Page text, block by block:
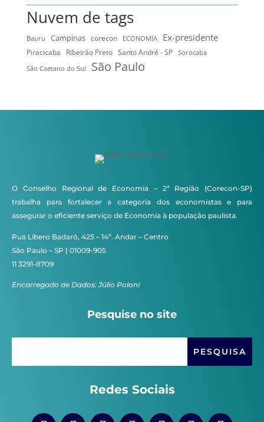
Nuvem de tags
Bauru Campinas corecon ECONOMIA Ex-presidente
Piracicaba Ribeirão Preto Santo André - SP
Sorocaba
São Caetano do Sul
São Paulo
O Conselho Regional de Economia – 2ª Região (Corecon-SP)
trabalha para fortalecer a categoria dos economistas e para
assegurar o eficiente serviço de Economia à população paulista.
Rua Líbero Badaró, 425 – 14º. Andar – Centro
São Paulo – SP | 01009-905
11 3291-8709
Encarregado de Dados: Júlio Poloni
Pesquise no site
Redes Sociais